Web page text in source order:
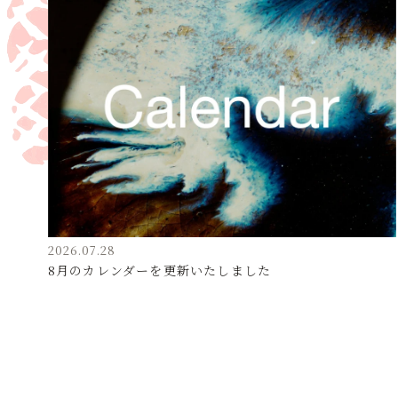
2026.07.28
8月のカレンダーを更新いたしました